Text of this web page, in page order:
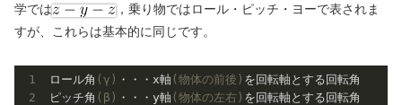
学では
，乗り物ではロール・ピッチ・ヨーで表されま
すが、これらは基本的に同じです。
ロール角 (γ) ・・・x軸 (物体の前後) を回転軸とする回転角
ピッチ角 (β) ・・・y軸 (物体の左右) を回転軸とする回転角